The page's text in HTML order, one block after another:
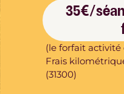
35€/
(le forfait
Frais
(31300)